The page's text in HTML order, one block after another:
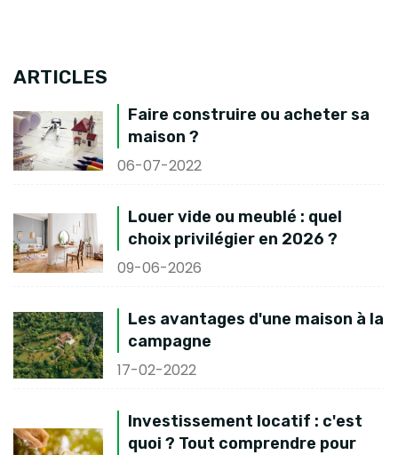
ARTICLES
Faire construire ou acheter sa
maison ?
06-07-2022
Louer vide ou meublé : quel
choix privilégier en 2026 ?
09-06-2026
Les avantages d'une maison à la
campagne
17-02-2022
Investissement locatif : c'est
quoi ? Tout comprendre pour